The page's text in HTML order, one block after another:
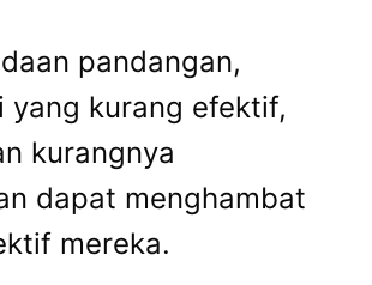
pandangan,
yang kurang efektif,
kurangnya
dapat menghambat
mereka.